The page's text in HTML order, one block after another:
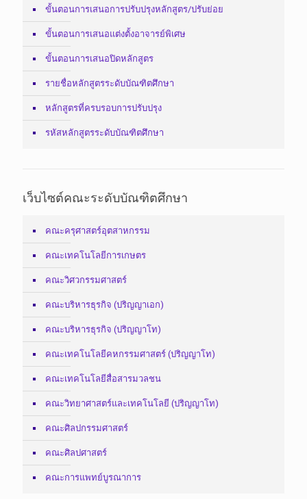
ขั้นตอนการเสนอการปรับปรุงหลักสูตร/ปรับย่อย
ขั้นตอนการเสนอแต่งตั้งอาจารย์พิเศษ
ขั้นตอนการเสนอปิดหลักสูตร
รายชื่อหลักสูตรระดับบัณฑิตศึกษา
หลักสูตรที่ครบรอบการปรับปรุง
รหัสหลักสูตรระดับบัณฑิตศึกษา
เว็บไซต์คณะระดับบัณฑิตศึกษา
คณะครุศาสตร์อุตสาหกรรม
คณะเทคโนโลยีการเกษตร
คณะวิศวกรรมศาสตร์
คณะบริหารธุรกิจ (ปริญญาเอก)
คณะบริหารธุรกิจ (ปริญญาโท)
คณะเทคโนโลยีคหกรรมศาสตร์ (ปริญญาโท)
คณะเทคโนโลยีสื่อสารมวลชน
คณะวิทยาศาสตร์และเทคโนโลยี (ปริญญาโท)
คณะศิลปกรรมศาสตร์
คณะศิลปศาสตร์
คณะการแพทย์บูรณาการ